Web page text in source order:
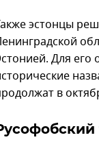
эстонцы
Для его
в